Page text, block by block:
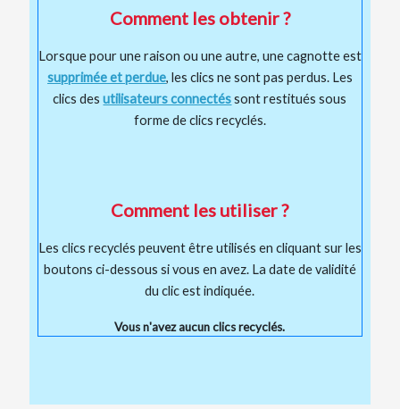
Comment les obtenir ?
Lorsque pour une raison ou une autre, une cagnotte est
supprimée et perdue, les clics ne sont pas perdus. Les
clics desutilisateurs connectéssont restitués sous
forme de clics recyclés.
Comment les utiliser ?
Les clics recyclés peuvent être utilisés en cliquant sur les
boutons ci-dessous si vous en avez. La date de validité
du clic est indiquée.
Vous n'avez aucun clics recyclés.